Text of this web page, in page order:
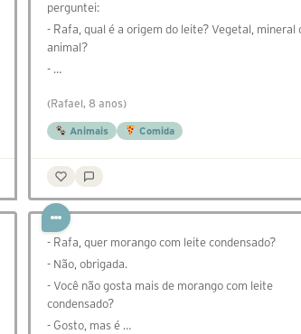
perguntei:
- Rafa, qual é a origem do leite? Vegetal, mineral
animal?
- …
(Rafael, 8 anos)
Animais Comida
- Rafa, quer morango com leite condensado?
- Não, obrigada.
- Você não gosta mais de morango com leite
condensado?
- Gosto, mas é …